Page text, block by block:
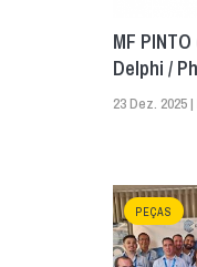
MF
Delphi /
23 Dez. 2025 |
PEÇAS